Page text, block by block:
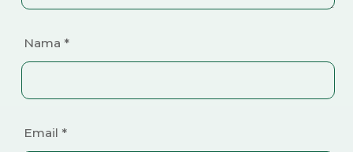
Nama *
Email *